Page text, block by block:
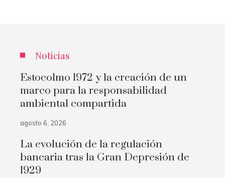
Noticias
Estocolmo 1972 y la creación de un
marco para la responsabilidad
ambiental compartida
agosto 6, 2026
La evolución de la regulación
bancaria tras la Gran Depresión de
1929